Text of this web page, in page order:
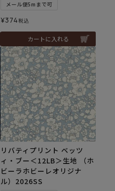
メール便5mまで可
¥374税込
カートに入れる
リバティプリント ベッツ
ィ・ブー＜12LB＞生地 （ホ
ビーラホビーレオリジナ
ル）2026SS